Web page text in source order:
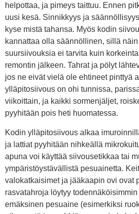
helpottaa, ja pimeys taittuu. Ennen
uusi kesä. Sinnikkyys ja
kyse mistä tahansa. Myös kodin
kannattaa olla säännöllinen, sillä
suursiivouksia ei tarvita kuin
remontin jälkeen. Tahrat ja pölyt
jos ne eivät vielä ole ehtineet pinttyä
ylläpitosiivous on ohi tunnissa,
viikoittain, ja kaikki sormenjäljet,
pyyhitään pois heti huomatessa.
Kodin ylläpitosiivous alkaa
ja lattiat pyyhitään nihkeällä
apuna voi käyttää siivousetikkaa tai
ympäristöystävällistä pesuainetta.
valokatkaisimet ja jääkaapin ovi ovat
rasvatahroja löytyy
emäksinen pesuaine (esimerkiksi